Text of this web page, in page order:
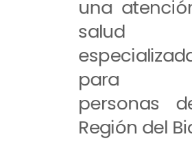
una
salud
para
personas
Región del